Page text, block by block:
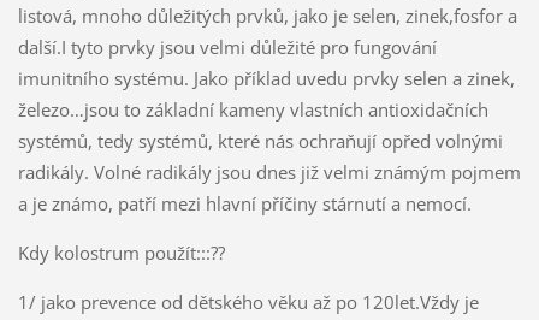
listová, mnoho důležitých prvků, jako je selen, zinek,fosfor a
další.I tyto prvky jsou velmi důležité pro fungování
imunitního systému. Jako příklad uvedu prvky selen a zinek,
železo…jsou to základní kameny vlastních antioxidačních
systémů, tedy systémů, které nás ochraňují opřed volnými
radikály. Volné radikály jsou dnes již velmi známým pojmem
a je známo, patří mezi hlavní příčiny stárnutí a nemocí.
Kdy kolostrum použít:::??
1/ jako prevence od dětského věku až po 120let.Vždy je